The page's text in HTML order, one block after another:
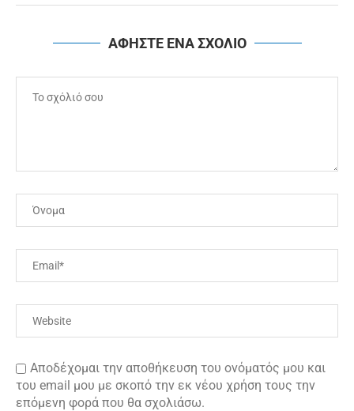
ΑΦΗΣΤΕ ΕΝΑ ΣΧΟΛΙΟ
Αποδέχομαι την αποθήκευση του ονόματός μου και
του email μου με σκοπό την εκ νέου χρήση τους την
επόμενη φορά που θα σχολιάσω.